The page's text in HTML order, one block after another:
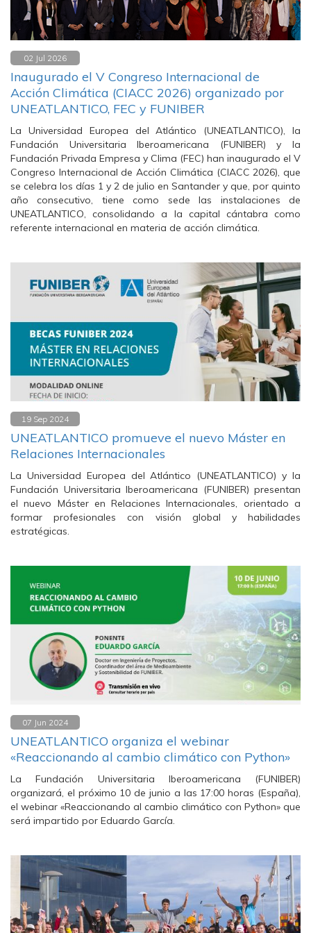
02 Jul 2026
Inaugurado el V Congreso Internacional de
Acción Climática (CIACC 2026) organizado por
UNEATLANTICO, FEC y FUNIBER
La Universidad Europea del Atlántico (UNEATLANTICO), la
Fundación Universitaria Iberoamericana (FUNIBER) y la
Fundación Privada Empresa y Clima (FEC) han inaugurado el V
Congreso Internacional de Acción Climática (CIACC 2026), que
se celebra los días 1 y 2 de julio en Santander y que, por quinto
año consecutivo, tiene como sede las instalaciones de
UNEATLANTICO, consolidando a la capital cántabra como
referente internacional en materia de acción climática.
19 Sep 2024
UNEATLANTICO promueve el nuevo Máster en
Relaciones Internacionales
La Universidad Europea del Atlántico (UNEATLANTICO) y la
Fundación Universitaria Iberoamericana (FUNIBER) presentan
el nuevo Máster en Relaciones Internacionales, orientado a
formar profesionales con visión global y habilidades
estratégicas.
07 Jun 2024
UNEATLANTICO organiza el webinar
«Reaccionando al cambio climático con Python»
La Fundación Universitaria Iberoamericana (FUNIBER)
organizará, el próximo 10 de junio a las 17:00 horas (España),
el webinar «Reaccionando al cambio climático con Python» que
será impartido por Eduardo García.